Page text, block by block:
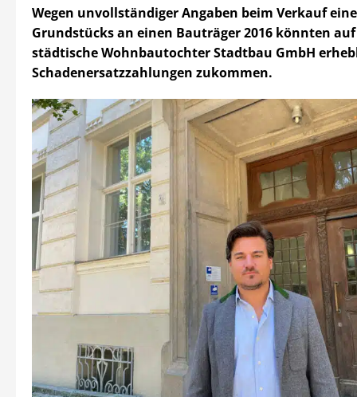
Wegen unvollständiger Angaben beim Verkauf
Grundstücks an einen Bauträger 2016 könnten
städtische Wohnbautochter Stadtbau GmbH
Schadenersatzzahlungen zukommen.